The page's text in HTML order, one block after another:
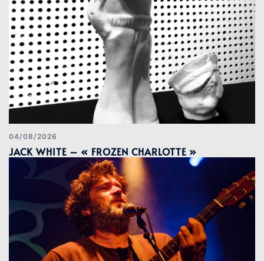
04/08/2026
JACK WHITE – « FROZEN CHARLOTTE »